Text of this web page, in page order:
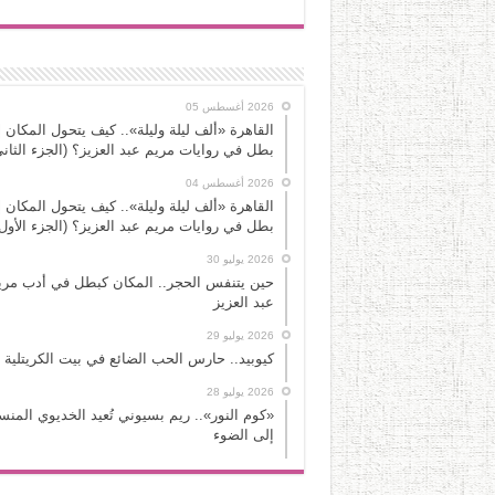
2026 أغسطس 05
القاهرة «ألف ليلة وليلة».. كيف يتحول المكان
بطل في روايات مريم عبد العزيز؟ (الجزء
2026 أغسطس 04
القاهرة «ألف ليلة وليلة».. كيف يتحول المكان
بطل في روايات مريم عبد العزيز؟ (الجزء
2026 يوليو 30
حين يتنفس الحجر.. المكان كبطل في أدب
عبد العزيز
2026 يوليو 29
كيوبيد.. حارس الحب الضائع في بيت الكريتلية
2026 يوليو 28
«كوم النور».. ريم بسيوني تُعيد الخديوي
إلى الضوء